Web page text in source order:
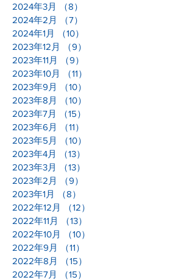
2024年3月
（8）
2024年2月
（7）
2024年1月
（10）
2023年12月
（9）
2023年11月
（9）
2023年10月
（11）
2023年9月
（10）
2023年8月
（10）
2023年7月
（15）
2023年6月
（11）
2023年5月
（10）
2023年4月
（13）
2023年3月
（13）
2023年2月
（9）
2023年1月
（8）
2022年12月
（12）
2022年11月
（13）
2022年10月
（10）
2022年9月
（11）
2022年8月
（15）
2022年7月
（15）